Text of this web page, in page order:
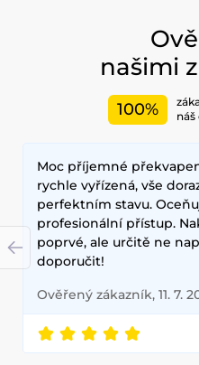
Doporučujeme také
šampony, kondicionery,
zapomenout také na
Mezi nejčastěji používané
elasticitu. Hlavními benefity
dlouhodobé výsledky,
technologie, které zajišťují
našimi
100%
Moc příjemné
rychle vyřízená, vše
perfektním stavu.
profesionální přístup.
poprvé, ale určitě ne
doporučit!
Ověřený zákazník, 11. 7.